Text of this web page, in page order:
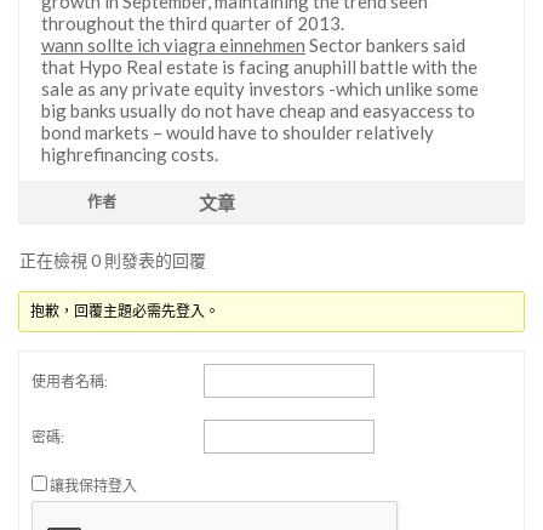
throughout the third quarter of 2013.
wann sollte ich viagra einnehmen Sector bankers said
that Hypo Real estate is facing anuphill battle with the
sale as any private equity investors -which unlike some
big banks usually do not have cheap and easyaccess to
bond markets – would have to shoulder relatively
highrefinancing costs.
作者 文章
正在檢視 0 則發表的回覆
抱歉，回覆主題必需先登入。
使用者名稱:
密碼:
讓我保持登入